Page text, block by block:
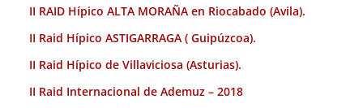
II RAID Hípico ALTA MORAÑA en Riocabado (Avila).
II Raid Hípico ASTIGARRAGA ( Guipúzcoa).
II Raid Hípico de Villaviciosa (Asturias).
II Raid Internacional de Ademuz – 2018